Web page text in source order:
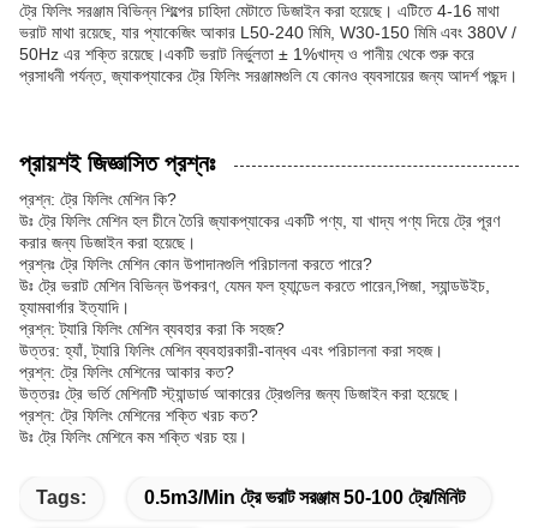
ট্রে ফিলিং সরঞ্জাম বিভিন্ন শিল্পের চাহিদা মেটাতে ডিজাইন করা হয়েছে। এটিতে 4-16 মাথা
ভরাট মাথা রয়েছে, যার প্যাকেজিং আকার L50-240 মিমি, W30-150 মিমি এবং 380V /
50Hz এর শক্তি রয়েছে।একটি ভরাট নির্ভুলতা ± 1%খাদ্য ও পানীয় থেকে শুরু করে
প্রসাধনী পর্যন্ত, জ্যাকপ্যাকের ট্রে ফিলিং সরঞ্জামগুলি যে কোনও ব্যবসায়ের জন্য আদর্শ পছন্দ।
প্রায়শই জিজ্ঞাসিত প্রশ্নঃ
প্রশ্ন: ট্রে ফিলিং মেশিন কি?
উঃ ট্রে ফিলিং মেশিন হল চীনে তৈরি জ্যাকপ্যাকের একটি পণ্য, যা খাদ্য পণ্য দিয়ে ট্রে পূরণ
করার জন্য ডিজাইন করা হয়েছে।
প্রশ্নঃ ট্রে ফিলিং মেশিন কোন উপাদানগুলি পরিচালনা করতে পারে?
উঃ ট্রে ভরাট মেশিন বিভিন্ন উপকরণ, যেমন ফল হ্যান্ডেল করতে পারেন,পিজা, স্যান্ডউইচ,
হ্যামবার্গার ইত্যাদি।
প্রশ্ন: ট্যারি ফিলিং মেশিন ব্যবহার করা কি সহজ?
উত্তর: হ্যাঁ, ট্যারি ফিলিং মেশিন ব্যবহারকারী-বান্ধব এবং পরিচালনা করা সহজ।
প্রশ্ন: ট্রে ফিলিং মেশিনের আকার কত?
উত্তরঃ ট্রে ভর্তি মেশিনটি স্ট্যান্ডার্ড আকারের ট্রেগুলির জন্য ডিজাইন করা হয়েছে।
প্রশ্ন: ট্রে ফিলিং মেশিনের শক্তি খরচ কত?
উঃ ট্রে ফিলিং মেশিনে কম শক্তি খরচ হয়।
Tags: 0.5m3/min ট্রে ভরাট সরঞ্জাম 50-100 ট্রে/মিনিট